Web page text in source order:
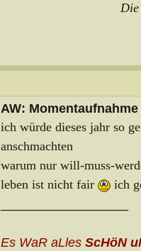
Die
AW: Momentaufnahme
ich würde dieses jahr so
anschmachten
warum nur will-muss-
leben ist nicht fair
ich
Es WaR aLles ScHöN